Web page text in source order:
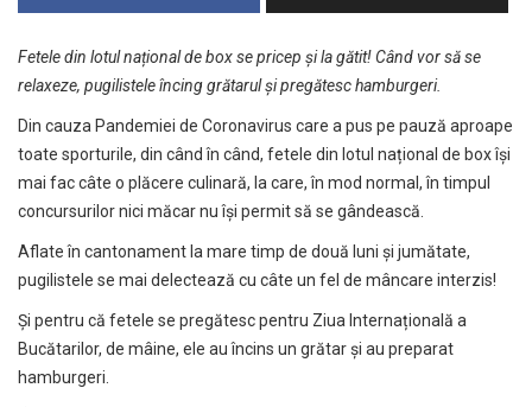
Fetele din lotul național de box se pricep și la gătit! Când vor să se
relaxeze, pugilistele încing grătarul și pregătesc hamburgeri.
Din cauza Pandemiei de Coronavirus care a pus pe pauză aproape
toate sporturile, din când în când, fetele din lotul național de box își
mai fac câte o plăcere culinară, la care, în mod normal, în timpul
concursurilor nici măcar nu își permit să se gândească.
Aflate în cantonament la mare timp de două luni și jumătate,
pugilistele se mai delectează cu câte un fel de mâncare interzis!
Și pentru că fetele se pregătesc pentru Ziua Internațională a
Bucătarilor, de mâine, ele au încins un grătar și au preparat
hamburgeri.